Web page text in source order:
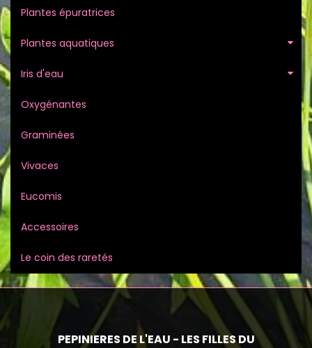
Plantes épuratrices
Plantes aquatiques
Iris d'eau
Oxygénantes
Graminées
Vivaces
Eucomis
Accessoires
Le coin des raretés
PEPINIERES DE L'EAU - LES FILLES DU